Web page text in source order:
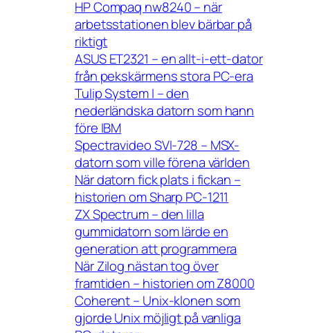
HP Compaq nw8240 – när
arbetsstationen blev bärbar på
riktigt
ASUS ET2321 – en allt-i-ett-dator
från pekskärmens stora PC-era
Tulip System I – den
nederländska datorn som hann
före IBM
Spectravideo SVI-728 – MSX-
datorn som ville förena världen
När datorn fick plats i fickan –
historien om Sharp PC-1211
ZX Spectrum – den lilla
gummidatorn som lärde en
generation att programmera
När Zilog nästan tog över
framtiden – historien om Z8000
Coherent – Unix-klonen som
gjorde Unix möjligt på vanliga